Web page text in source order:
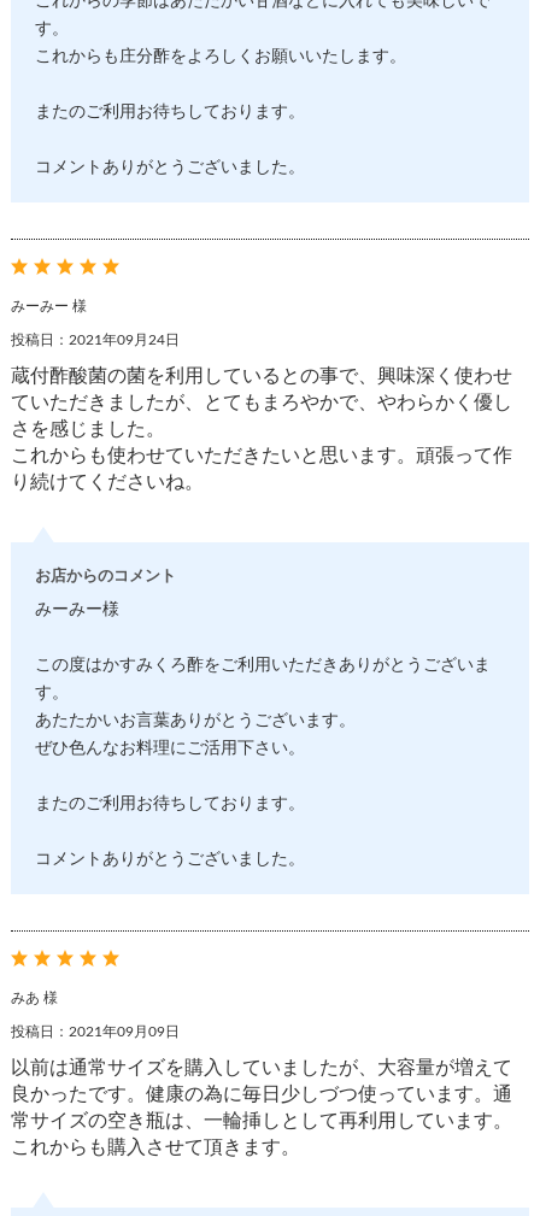
す。
これからも庄分酢をよろしくお願いいたします。
またのご利用お待ちしております。
コメントありがとうございました。
みーみー 様
投稿日：2021年09月24日
蔵付酢酸菌の菌を利用しているとの事で、興味深く使わせ
ていただきましたが、とてもまろやかで、やわらかく優し
さを感じました。
これからも使わせていただきたいと思います。頑張って作
り続けてくださいね。
お店からのコメント
みーみー様
この度はかすみくろ酢をご利用いただきありがとうございま
す。
あたたかいお言葉ありがとうございます。
ぜひ色んなお料理にご活用下さい。
またのご利用お待ちしております。
コメントありがとうございました。
みあ 様
投稿日：2021年09月09日
以前は通常サイズを購入していましたが、大容量が増えて
良かったです。健康の為に毎日少しづつ使っています。通
常サイズの空き瓶は、一輪挿しとして再利用しています。
これからも購入させて頂きます。